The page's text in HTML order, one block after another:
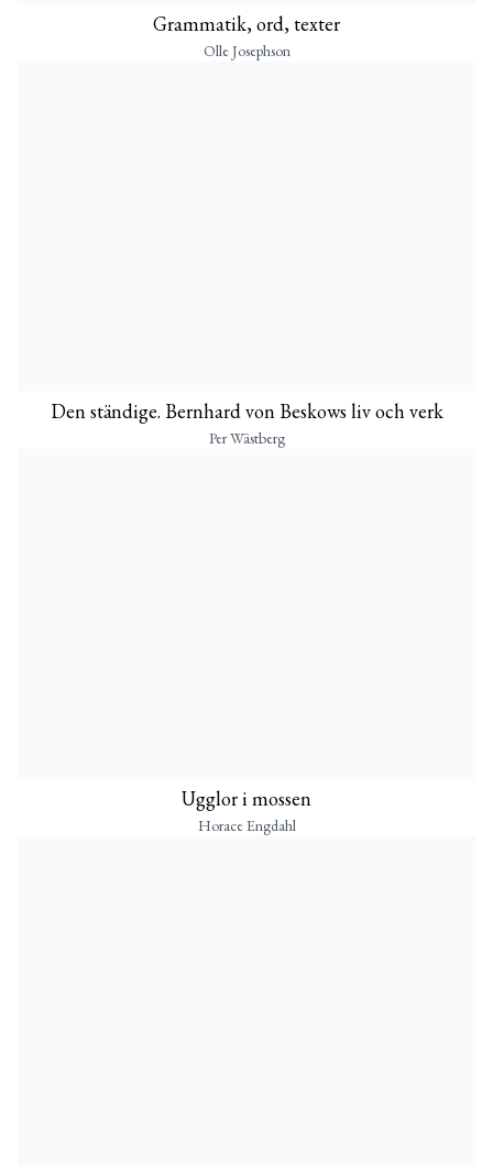
Grammatik, ord, texter
Olle Josephson
Den ständige. Bernhard von Beskows liv och verk
Per Wästberg
Ugglor i mossen
Horace Engdahl